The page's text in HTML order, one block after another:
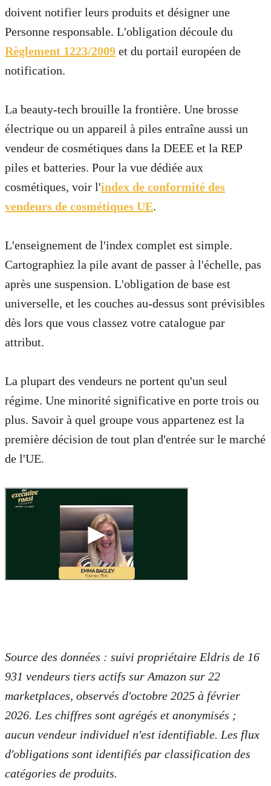
doivent notifier leurs produits et désigner une
Personne responsable. L'obligation découle du
Règlement 1223/2009 et du portail européen de
notification.
La beauty-tech brouille la frontière. Une brosse
électrique ou un appareil à piles entraîne aussi un
vendeur de cosmétiques dans la DEEE et la REP
piles et batteries. Pour la vue dédiée aux
cosmétiques, voir l'index de conformité des
vendeurs de cosmétiques UE.
L'enseignement de l'index complet est simple.
Cartographiez la pile avant de passer à l'échelle, pas
après une suspension. L'obligation de base est
universelle, et les couches au-dessus sont prévisibles
dès lors que vous classez votre catalogue par
attribut.
La plupart des vendeurs ne portent qu'un seul
régime. Une minorité significative en porte trois ou
plus. Savoir à quel groupe vous appartenez est la
première décision de tout plan d'entrée sur le marché
de l'UE.
Source des données : suivi propriétaire Eldris de 16
931 vendeurs tiers actifs sur Amazon sur 22
marketplaces, observés d'octobre 2025 à février
2026. Les chiffres sont agrégés et anonymisés ;
aucun vendeur individuel n'est identifiable. Les flux
d'obligations sont identifiés par classification des
catégories de produits.